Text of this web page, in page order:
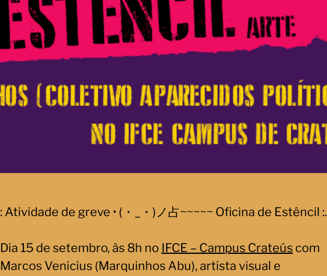
: Atividade de greve • (・_・)ノ占~~~~~ Oficina de Estêncil :.
Dia 15 de setembro, às 8h no IFCE – Campus Crateús com
Marcos Venicius (Marquinhos Abu), artista visual e